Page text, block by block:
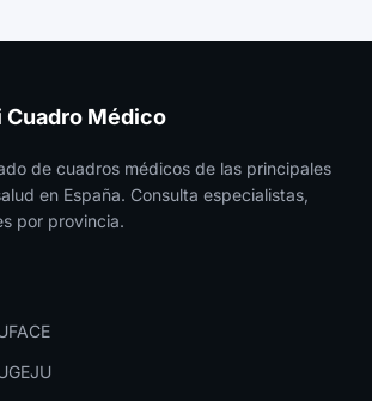
Cuadro Médico
de cuadros médicos de las principales
en España. Consulta especialistas,
por provincia.